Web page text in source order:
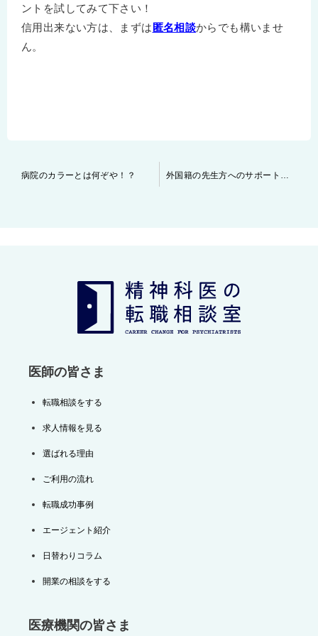
ントを試してみて下さい！
信用出来ない方は、まずは 匿名相談からでも構いませ
ん。
病院のカラーとは何ぞや！？ 外国籍の先生方へのサポート実績多数！
医師の皆さま
転職相談をする
求人情報を見る
選ばれる理由
ご利用の流れ
転職成功事例
エージェント紹介
日替わりコラム
開業の相談をする
医療機関の皆さま